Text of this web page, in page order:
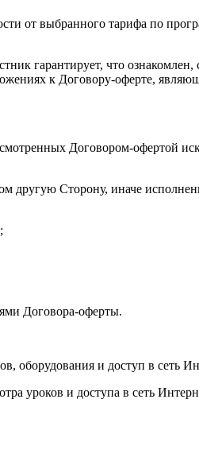
от выбранного тарифа по
гарантирует, что
к Договору-оферте,
Договором-офертой
Сторону, иначе
Договора-оферты.
оборудования и доступ в сеть
уроков и доступа в сеть